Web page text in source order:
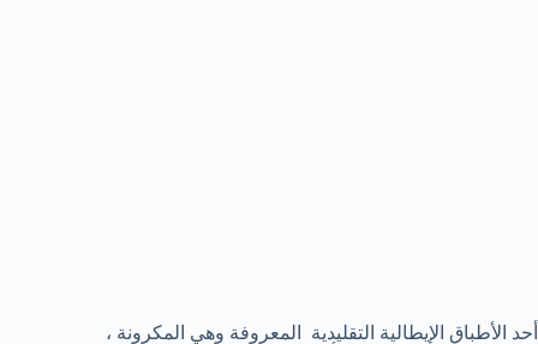
أحد الأطباق الإيطالية التقليدية المعروفة وهي المكرونة ،